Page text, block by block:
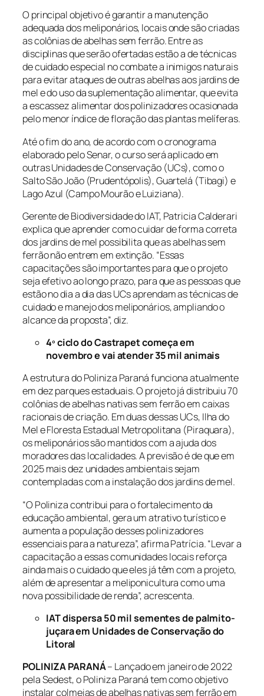
O principal objetivo é garantir a manutenção
adequada dos meliponários, locais onde são criadas
as colônias de abelhas sem ferrão. Entre as
disciplinas que serão ofertadas estão a de técnicas
de cuidado especial no combate a inimigos naturais
para evitar ataques de outras abelhas aos jardins de
mel e do uso da suplementação alimentar, que evita
a escassez alimentar dos polinizadores ocasionada
pelo menor índice de floração das plantas melíferas.
Até o fim do ano, de acordo com o cronograma
elaborado pelo Senar, o curso será aplicado em
outras Unidades de Conservação (UCs), como o
Salto São João (Prudentópolis), Guartelá (Tibagi) e
Lago Azul (Campo Mourão e Luiziana).
Gerente de Biodiversidade do IAT, Patricia Calderari
explica que aprender como cuidar de forma correta
dos jardins de mel possibilita que as abelhas sem
ferrão não entrem em extinção. “Essas
capacitações são importantes para que o projeto
seja efetivo ao longo prazo, para que as pessoas que
estão no dia a dia das UCs aprendam as técnicas de
cuidado e manejo dos meliponários, ampliando o
alcance da proposta”, diz.
4º ciclo do Castrapet começa em
novembro e vai atender 35 mil animais
A estrutura do Poliniza Paraná funciona atualmente
em dez parques estaduais. O projeto já distribuiu 70
colônias de abelhas nativas sem ferrão em caixas
racionais de criação. Em duas dessas UCs, Ilha do
Mel e Floresta Estadual Metropolitana (Piraquara),
os meliponários são mantidos com a ajuda dos
moradores das localidades. A previsão é de que em
2025 mais dez unidades ambientais sejam
contempladas com a instalação dos jardins de mel.
“O Poliniza contribui para o fortalecimento da
educação ambiental, gera um atrativo turístico e
aumenta a população desses polinizadores
essenciais para a natureza”, afirma Patrícia. “Levar a
capacitação a essas comunidades locais reforça
ainda mais o cuidado que eles já têm com a projeto,
além de apresentar a meliponicultura como uma
nova possibilidade de renda”, acrescenta.
IAT dispersa 50 mil sementes de palmito-
juçara em Unidades de Conservação do
Litoral
POLINIZA PARANÁ– Lançado em janeiro de 2022
pela Sedest, o Poliniza Paraná tem como objetivo
instalar colmeias de abelhas nativas sem ferrão em